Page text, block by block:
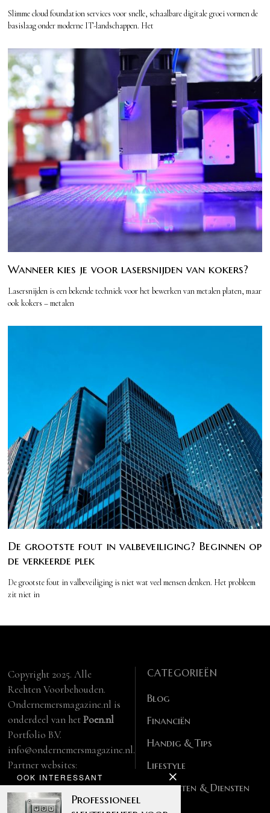
OOK INTERESSANT
Professioneel
Slimme cloud foundation services voor snelle, schaalbare digitale groei vormen de
basislaag onder moderne IT-landschappen. Het
Wanneer kies je voor lasersnijden van kokers?
Lasersnijden is een bekende techniek voor het bewerken van metalen platen, maar
ook kokers – metalen
De grootste fout in valbeveiliging? Beginnen op
de verkeerde plek
De grootste fout in valbeveiliging is niet wat veel mensen denken. Het probleem
zit niet in
Copyright 2025. Alle
Rechten Voorbehouden.
Ondernemersmagazine.nl is
onderdeel van hetPoen.nl
Portfolio B.V.
info@ondernemersmagazine.nl.
Partner websites:
manbase.nl
feitelijk.be
CATEGORIEËN
Blog
Financiën
Handig & Tips
Lifestyle
Producten & Diensten